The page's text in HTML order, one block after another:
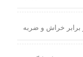
خراش و ضربه